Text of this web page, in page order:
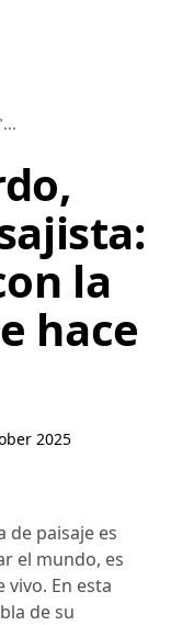
la
hace
2025
de paisaje es
el mundo, es
En esta
de su